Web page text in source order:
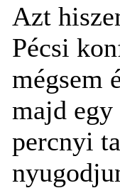
Azt
Pécsi
mégsem
majd egy
percnyi